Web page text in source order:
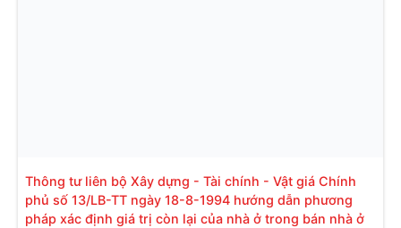
Thông tư liên bộ Xây dựng - Tài chính - Vật giá Chính
phủ số 13/LB-TT ngày 18-8-1994 hướng dẫn phương
pháp xác định giá trị còn lại của nhà ở trong bán nhà ở